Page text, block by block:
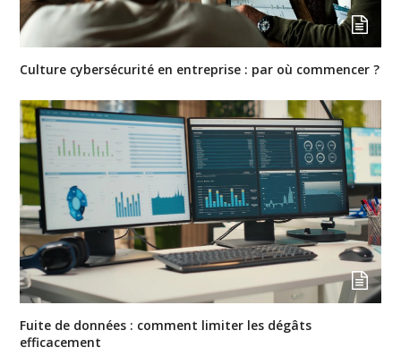
Culture cybersécurité en entreprise : par où commencer ?
Fuite de données : comment limiter les dégâts
efficacement